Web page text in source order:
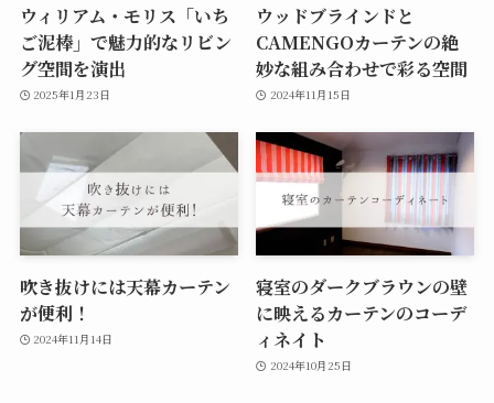
ウィリアム・モリス「いち
ご泥棒」で魅力的なリビン
グ空間を演出
2025年1月23日
ウッドブラインドと
CAMENGOカーテンの絶
妙な組み合わせで彩る空間
2024年11月15日
吹き抜けには天幕カーテン
が便利！
2024年11月14日
寝室のダークブラウンの壁
に映えるカーテンのコーデ
ィネイト
2024年10月25日